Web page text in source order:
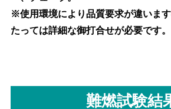
※使用環境により品質要求が違いま
たっては詳細な御打合せが必要です。
難燃試験結